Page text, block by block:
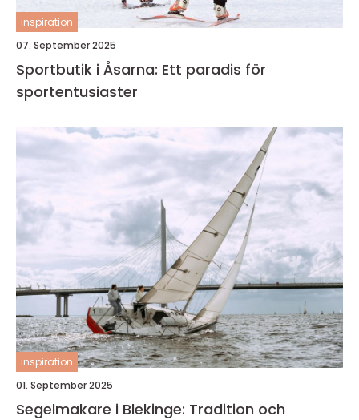
inspiration
07. September 2025
Sportbutik i Åsarna: Ett paradis för
sportentusiaster
inspiration
01. September 2025
Segelmakare i Blekinge: Tradition och